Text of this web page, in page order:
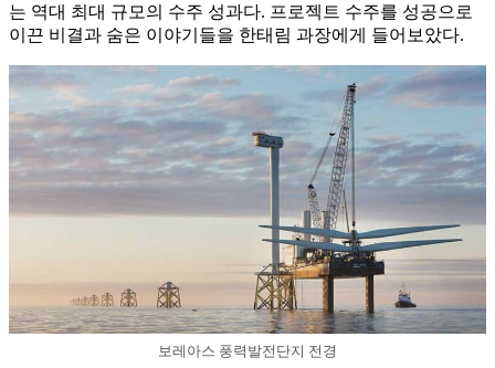
는 역대 최대 규모의 수주 성과다. 프로젝트 수주를 성공으로
이끈 비결과 숨은 이야기들을 한태림 과장에게 들어보았다.
보레아스 풍력발전단지 전경